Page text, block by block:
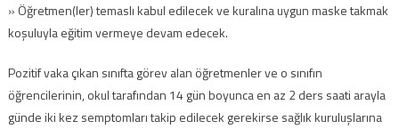
» Öğretmen(ler) temaslı kabul edilecek ve kuralına uygun maske takmak
koşuluyla eğitim vermeye devam edecek.
Pozitif vaka çıkan sınıfta görev alan öğretmenler ve o sınıfın
öğrencilerinin, okul tarafından 14 gün boyunca en az 2 ders saati arayla
günde iki kez semptomları takip edilecek gerekirse sağlık kuruluşlarına